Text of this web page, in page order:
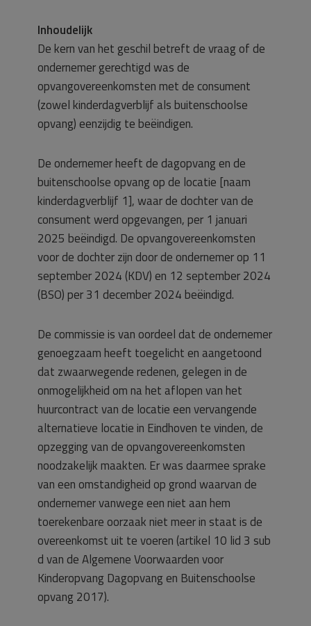
Inhoudelijk
De kern van het geschil betreft de vraag of de
ondernemer gerechtigd was de
opvangovereenkomsten met de consument
(zowel kinderdagverblijf als buitenschoolse
opvang) eenzijdig te beëindigen.
De ondernemer heeft de dagopvang en de
buitenschoolse opvang op de locatie [naam
kinderdagverblijf 1], waar de dochter van de
consument werd opgevangen, per 1 januari
2025 beëindigd. De opvangovereenkomsten
voor de dochter zijn door de ondernemer op 11
september 2024 (KDV) en 12 september 2024
(BSO) per 31 december 2024 beëindigd.
De commissie is van oordeel dat de ondernemer
genoegzaam heeft toegelicht en aangetoond
dat zwaarwegende redenen, gelegen in de
onmogelijkheid om na het aflopen van het
huurcontract van de locatie een vervangende
alternatieve locatie in Eindhoven te vinden, de
opzegging van de opvangovereenkomsten
noodzakelijk maakten. Er was daarmee sprake
van een omstandigheid op grond waarvan de
ondernemer vanwege een niet aan hem
toerekenbare oorzaak niet meer in staat is de
overeenkomst uit te voeren (artikel 10 lid 3 sub
d van de Algemene Voorwaarden voor
Kinderopvang Dagopvang en Buitenschoolse
opvang 2017).